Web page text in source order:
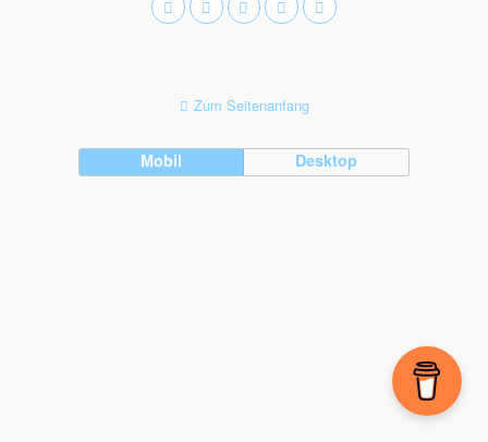
Zum Seitenanfang
Mobil Desktop